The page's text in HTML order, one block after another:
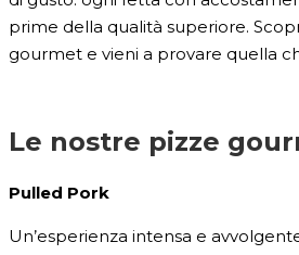
prime della qualità superiore.
gourmet e vieni a provare quella
Le nostre pizze
Pulled Pork
Un’esperienza intensa e